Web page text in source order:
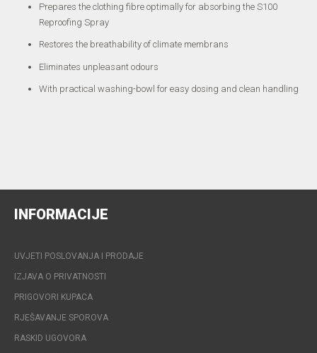
Prepares the clothing fibre optimally for absorbing the S100
Reproofing Spray
Restores the breathability of climate membrans
Eliminates unpleasant odours
With practical washing-bowl for easy dosing and clean handling
INFORMACIJE
UVJETI POSLOVANJA I PRODAJE
IZJAVA O PRIVATNOSTI
PRIGOVORI KUPACA
RJEŠAVANJE SPOROVA
RASKID UGOVORA